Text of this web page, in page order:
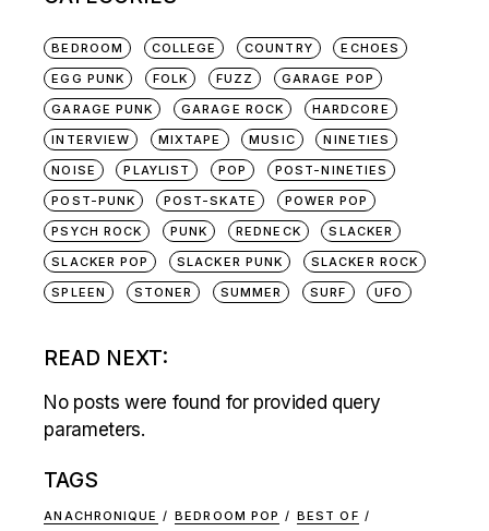
BEDROOM COLLEGE COUNTRY
ECHOES
EGG PUNK
FOLK FUZZ
GARAGE POP
GARAGE PUNK
GARAGE ROCK
HARDCORE
INTERVIEW
MIXTAPE MUSIC
NINETIES
NOISE
PLAYLIST POP
POST-NINETIES
POST-PUNK
POST-SKATE
POWER POP
PSYCH ROCK
PUNK REDNECK
SLACKER
SLACKER POP
SLACKER PUNK
SLACKER ROCK
SPLEEN
STONER SUMMER SURF UFO
READ NEXT:
No posts were found for provided query
parameters.
TAGS
ANACHRONIQUE BEDROOM POP
BEST OF